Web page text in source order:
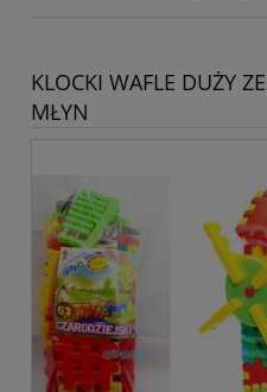
KLOCKI WAFLE DUŻY
MŁYN